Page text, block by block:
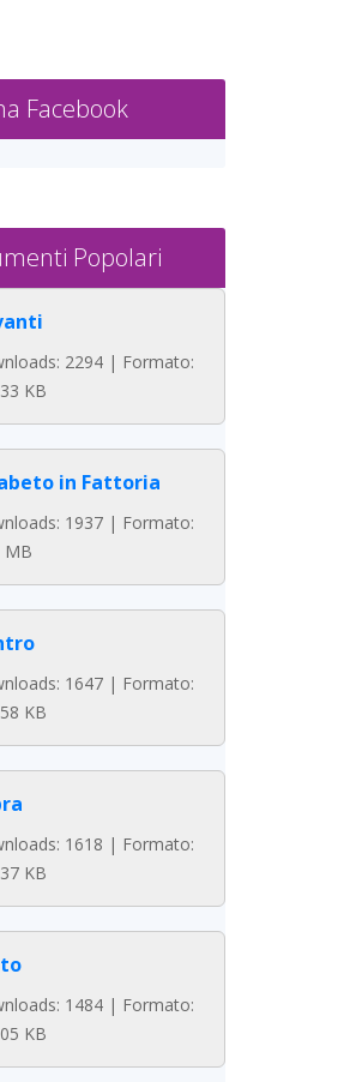
Facebook
Popolari
2294 | Formato:
KB
in Fattoria
1937 | Formato:
MB
1647 | Formato:
KB
1618 | Formato:
KB
1484 | Formato:
KB